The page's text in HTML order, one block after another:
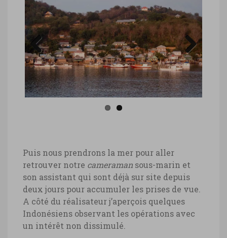
Previous Next
Puis nous prendrons la mer pour aller
retrouver notre cameraman sous-marin et
son assistant qui sont déjà sur site depuis
deux jours pour accumuler les prises de vue.
A côté du réalisateur j’aperçois quelques
Indonésiens observant les opérations avec
un intérêt non dissimulé.